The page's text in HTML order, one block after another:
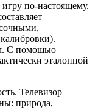
по-настоящему.
С помощью
эталонной
Телевизор
природа,